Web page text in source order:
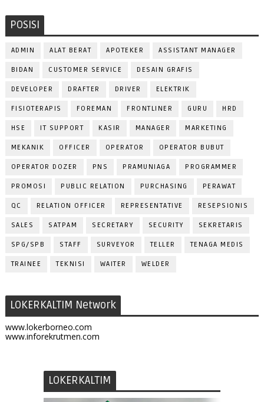
POSISI
ADMIN ALAT BERAT APOTEKER ASSISTANT MANAGER
BIDAN CUSTOMER SERVICE DESAIN GRAFIS
DEVELOPER DRAFTER DRIVER ELEKTRIK
FISIOTERAPIS FOREMAN FRONTLINER GURU HRD
HSE IT SUPPORT KASIR MANAGER MARKETING
MEKANIK OFFICER OPERATOR OPERATOR BUBUT
OPERATOR DOZER PNS PRAMUNIAGA PROGRAMMER
PROMOSI PUBLIC RELATION PURCHASING PERAWAT
QC RELATION OFFICER REPRESENTATIVE RESEPSIONIS
SALES SATPAM SECRETARY SECURITY SEKRETARIS
SPG/SPB STAFF SURVEYOR TELLER TENAGA MEDIS
TRAINEE TEKNISI WAITER WELDER
LOKERKALTIM Network
www.lokerborneo.com
www.inforekrutmen.com
LOKERKALTIM